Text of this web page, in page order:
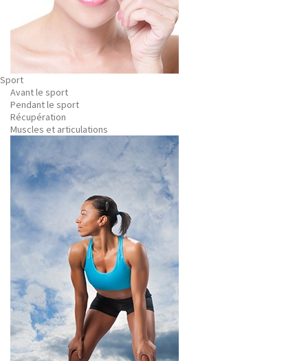
Sport
Avant le sport
Pendant le sport
Récupération
Muscles et articulations